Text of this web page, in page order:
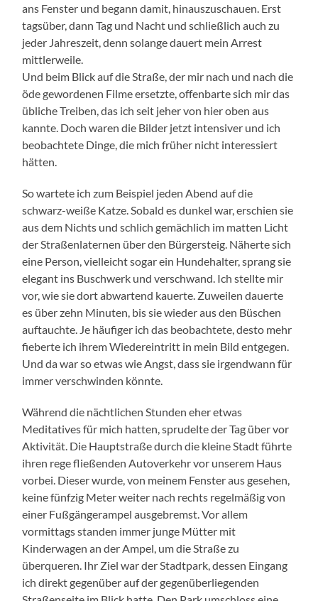
ans Fenster und begann damit, hinauszuschauen. Erst
tagsüber, dann Tag und Nacht und schließlich auch zu
jeder Jahreszeit, denn solange dauert mein Arrest
mittlerweile.
Und beim Blick auf die Straße, der mir nach und nach die
öde gewordenen Filme ersetzte, offenbarte sich mir das
übliche Treiben, das ich seit jeher von hier oben aus
kannte. Doch waren die Bilder jetzt intensiver und ich
beobachtete Dinge, die mich früher nicht interessiert
hätten.
So wartete ich zum Beispiel jeden Abend auf die
schwarz-weiße Katze. Sobald es dunkel war, erschien sie
aus dem Nichts und schlich gemächlich im matten Licht
der Straßenlaternen über den Bürgersteig. Näherte sich
eine Person, vielleicht sogar ein Hundehalter, sprang sie
elegant ins Buschwerk und verschwand. Ich stellte mir
vor, wie sie dort abwartend kauerte. Zuweilen dauerte
es über zehn Minuten, bis sie wieder aus den Büschen
auftauchte. Je häufiger ich das beobachtete, desto mehr
fieberte ich ihrem Wiedereintritt in mein Bild entgegen.
Und da war so etwas wie Angst, dass sie irgendwann für
immer verschwinden könnte.
Während die nächtlichen Stunden eher etwas
Meditatives für mich hatten, sprudelte der Tag über vor
Aktivität. Die Hauptstraße durch die kleine Stadt führte
ihren rege fließenden Autoverkehr vor unserem Haus
vorbei. Dieser wurde, von meinem Fenster aus gesehen,
keine fünfzig Meter weiter nach rechts regelmäßig von
einer Fußgängerampel ausgebremst. Vor allem
vormittags standen immer junge Mütter mit
Kinderwagen an der Ampel, um die Straße zu
überqueren. Ihr Ziel war der Stadtpark, dessen Eingang
ich direkt gegenüber auf der gegenüberliegenden